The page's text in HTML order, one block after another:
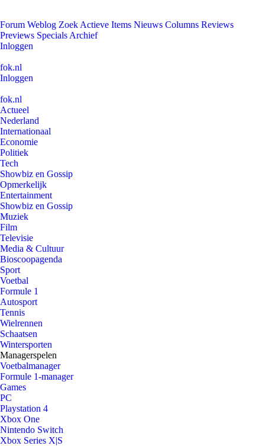
Forum Weblog Zoek Actieve Items Nieuws Columns Reviews
Previews Specials Archief
Inloggen
fok.nl
Inloggen
fok.nl
Actueel
Nederland
Internationaal
Economie
Politiek
Tech
Showbiz en Gossip
Opmerkelijk
Entertainment
Showbiz en Gossip
Muziek
Film
Televisie
Media & Cultuur
Bioscoopagenda
Sport
Voetbal
Formule 1
Autosport
Tennis
Wielrennen
Schaatsen
Wintersporten
Managerspelen
Voetbalmanager
Formule 1-manager
Games
PC
Playstation 4
Xbox One
Nintendo Switch
Xbox Series X|S